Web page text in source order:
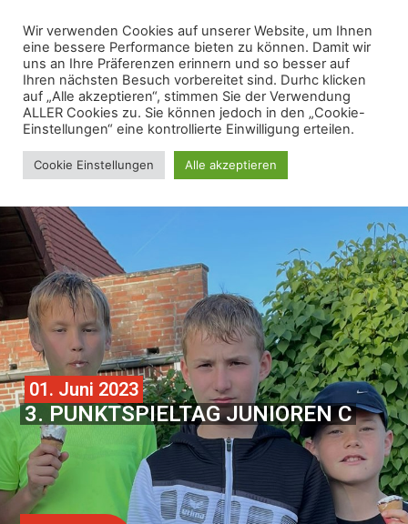
01. Juni 2023
3. PUNKTSPIELTAG JUNIOREN C
Wir verwenden Cookies auf unserer Website, um Ihnen
eine bessere Performance bieten zu können. Damit wir
uns an Ihre Präferenzen erinnern und so besser auf
Ihren nächsten Besuch vorbereitet sind. Durhc klicken
auf „Alle akzeptieren“, stimmen Sie der Verwendung
ALLER Cookies zu. Sie können jedoch in den „Cookie-
Einstellungen“ eine kontrollierte Einwilligung erteilen.
Cookie Einstellungen Alle akzeptieren